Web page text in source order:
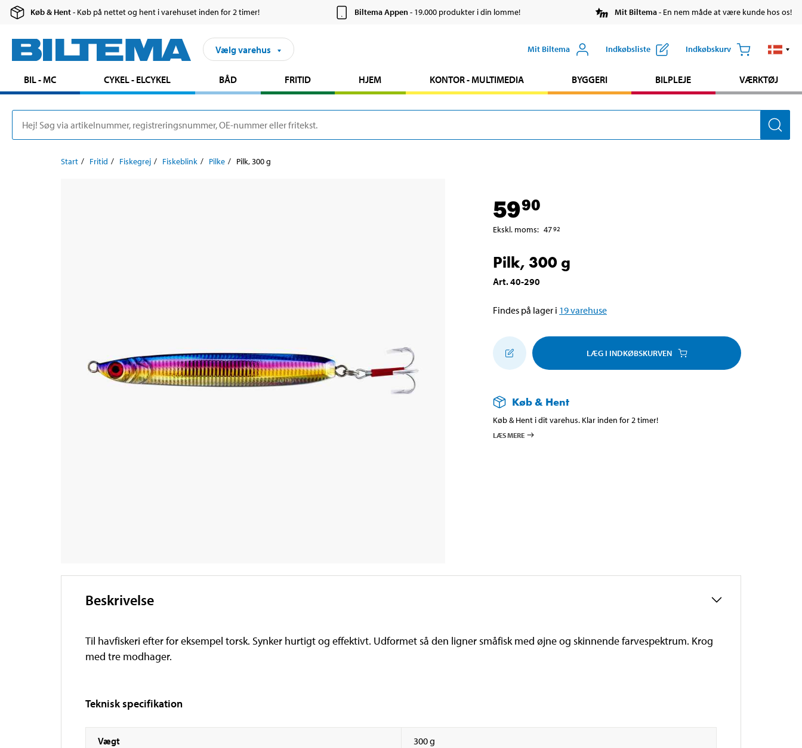
Køb & Hent- Køb på nettet og hent i varehuset inden for 2 timer! Biltema Appen- 19.000 produkter i din lomme! Mit Biltema- En nem måde at være kunde hos os!
Vælg varehus Mit Biltema Indkøbsliste Indkøbskurv
BIL - MC CYKEL - ELCYKEL BÅD FRITID HJEM KONTOR - MULTIMEDIA BYGGERI BILPLEJE VÆRKTØJ
Start Fritid Fiskegrej Fiskeblink Pilke Pilk, 300 g
5990
Ekskl. moms: 4792
Pilk, 300 g
Art.40-290
Findes på lager i 19varehuse
LÆG I INDKØBSKURVEN
Køb & Hent
Køb & Hent i dit varehus. Klar inden for 2 timer!
LÆS MERE
Beskrivelse
Til havfiskeri efter for eksempel torsk. Synker hurtigt og effektivt. Udformet så den ligner småfisk med øjne og skinnende farvespektrum. Krog
med tre modhager.
Teknisk specifikation
Vægt 300 g